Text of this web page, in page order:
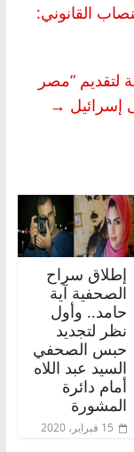
القانوني:
لتقديم “مصر
إسرائيل →
إطلاق سراح
الصحفية آية
حامد.. وأول
نظر لتجديد
حبس الصحفي
السيد عبد اللاه
أمام دائرة
المشورة
15 فبراير، 2020